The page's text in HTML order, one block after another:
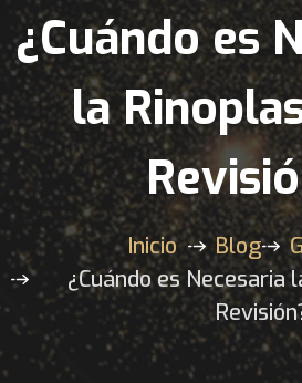
¿Cuándo es
la
Inicio Blog
¿Cuándo es Necesaria